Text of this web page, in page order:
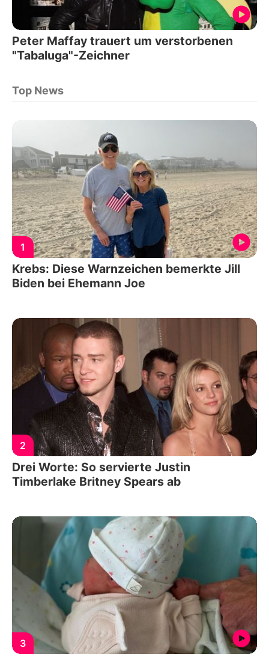
Peter Maffay trauert um verstorbenen
"Tabaluga"-Zeichner
Top News
1
Krebs: Diese Warnzeichen bemerkte Jill
Biden bei Ehemann Joe
2
Drei Worte: So servierte Justin
Timberlake Britney Spears ab
3